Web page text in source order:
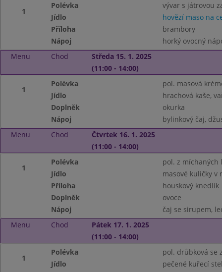
1
Polévka
vývar s játrovou
Jídlo
hovězí maso na
Příloha
brambory
Nápoj
horký ovocný
Menu
Chod
Středa 15. 1. 2025
(11:00 - 14:00)
1
Polévka
pol. masová
Jídlo
hrachová kaše,
Doplněk
okurka
Nápoj
bylinkový čaj,
Menu
Chod
Čtvrtek 16. 1. 2025
(11:00 - 14:00)
1
Polévka
pol. z míchaných
Jídlo
masové kuličky v
Příloha
houskový knedlík
Doplněk
ovoce
Nápoj
čaj se sirupem,
Menu
Chod
Pátek 17. 1. 2025
(11:00 - 14:00)
1
Polévka
pol. drůbková se
Jídlo
pečené kuřecí